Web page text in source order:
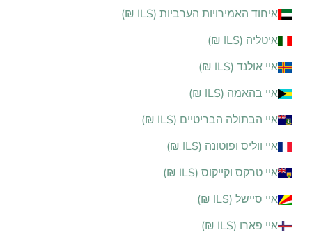
איחוד האמירויות הערביות (ILS ₪)
איטליה (ILS ₪)
איי אולנד (ILS ₪)
איי בהאמה (ILS ₪)
איי הבתולה הבריטיים (ILS ₪)
איי ווליס ופוטונה (ILS ₪)
איי טרקס וקייקוס (ILS ₪)
איי סיישל (ILS ₪)
איי פארו (ILS ₪)